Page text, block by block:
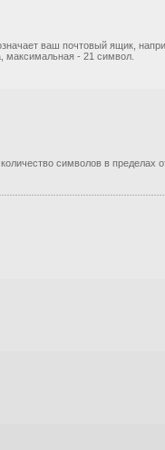
ваш почтовый ящик,
максимальная - 21 символ.
символов в пределах